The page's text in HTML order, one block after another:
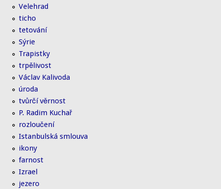
Velehrad
ticho
tetování
Sýrie
Trapistky
trpělivost
Václav Kalivoda
úroda
tvůrčí věrnost
P. Radim Kuchař
rozloučení
Istanbulská smlouva
ikony
farnost
Izrael
jezero